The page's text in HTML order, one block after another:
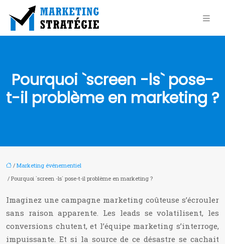
Pourquoi `screen -ls` pose-
t-il problème en marketing ?
/ Marketing événementiel
/ Pourquoi `screen -ls` pose-t-il problème en marketing ?
Imaginez une campagne marketing coûteuse s’écrouler
sans raison apparente. Les leads se volatilisent, les
conversions chutent, et l’équipe marketing s’interroge,
impuissante. Et si la source de ce désastre se cachait